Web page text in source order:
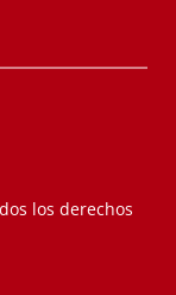
los derechos